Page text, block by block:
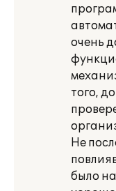
очень
того,
Не
было